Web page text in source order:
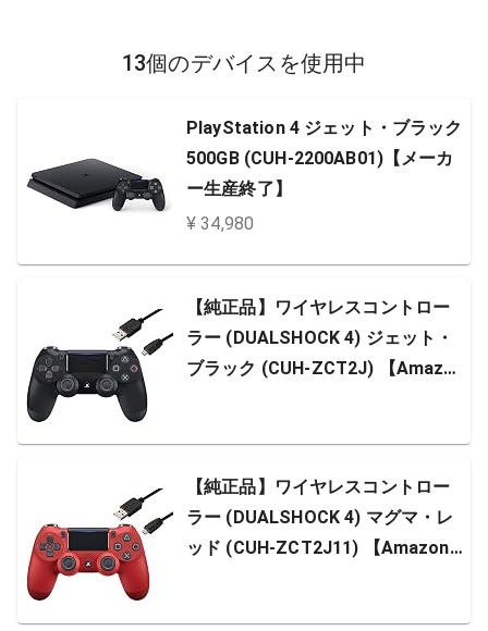
13個のデバイスを使用中
PlayStation 4 ジェット・ブラック
500GB (CUH-2200AB01)【メーカ
ー生産終了】
¥ 34,980
【純正品】ワイヤレスコントロー
ラー (DUALSHOCK 4) ジェット・
ブラック (CUH-ZCT2J) 【Amazo
【純正品】ワイヤレスコントロー
ラー (DUALSHOCK 4) マグマ・レ
ッド (CUH-ZCT2J11) 【Amazon.c